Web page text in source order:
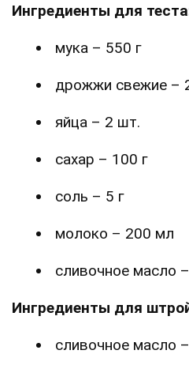
Ингредиенты для
мука – 550 г
дрожжи свежие –
яйца – 2 шт.
сахар – 100 г
соль – 5 г
молоко – 200 мл
сливочное масло
Ингредиенты для
сливочное масло